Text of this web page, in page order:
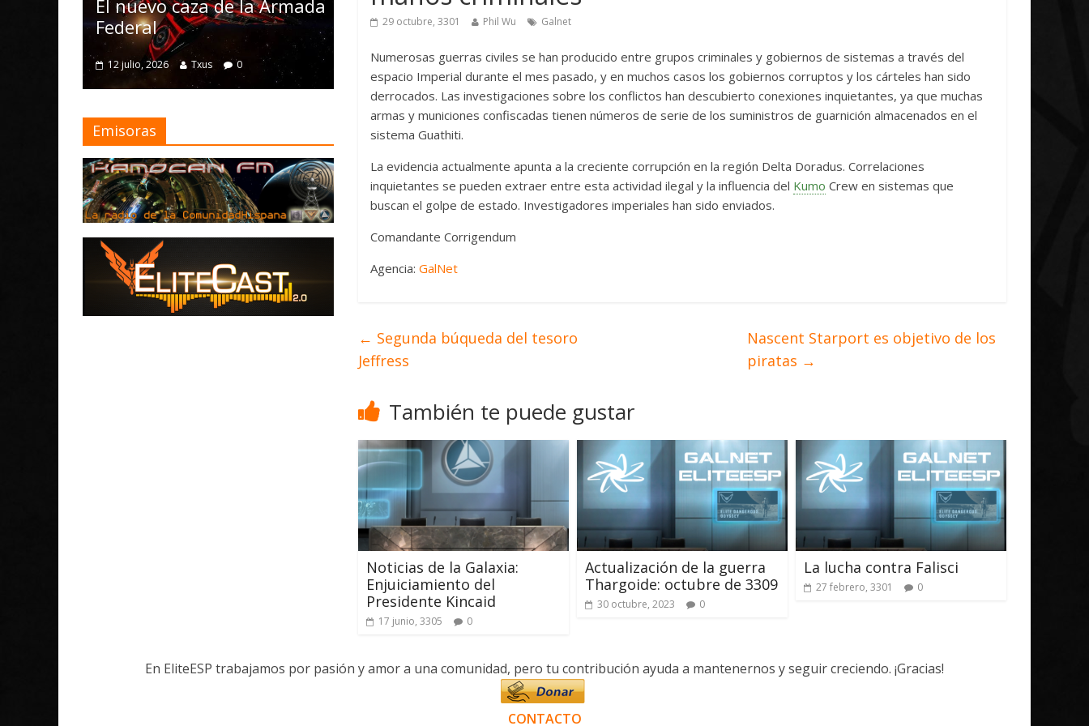
29 octubre, 3301 Phil Wu Galnet
Numerosas guerras civiles se han producido entre grupos criminales y gobiernos de sistemas a través del
espacio Imperial durante el mes pasado, y en muchos casos los gobiernos corruptos y los cárteles han sido
derrocados. Las investigaciones sobre los conflictos han descubierto conexiones inquietantes, ya que muchas
armas y municiones confiscadas tienen números de serie de los suministros de guarnición almacenados en el
sistema Guathiti.
La evidencia actualmente apunta a la creciente corrupción en la región Delta Doradus. Correlaciones
inquietantes se pueden extraer entre esta actividad ilegal y la influencia del Kumo Crew en sistemas que
buscan el golpe de estado. Investigadores imperiales han sido enviados.
Comandante Corrigendum
Agencia: GalNet
← Segunda búqueda del tesoro
Jeffress
Nascent Starport es objetivo de los
piratas →
También te puede gustar
Noticias de la Galaxia:
Enjuiciamiento del
Presidente Kincaid
17 junio, 3305 0
Actualización de la guerra
Thargoide: octubre de 3309
30 octubre, 2023 0
La lucha contra Falisci
27 febrero, 3301 0
El nuevo caza de la Armada
Federal
12 julio, 2026 Txus 0
mejoras
4 julio, 2026 Txus 0
Mayo de 2026
28 mayo, 2026 Txus 0
Emisoras
En EliteESP trabajamos por pasión y amor a una comunidad, pero tu contribución ayuda a mantenernos y seguir creciendo. ¡Gracias!
CONTACTO